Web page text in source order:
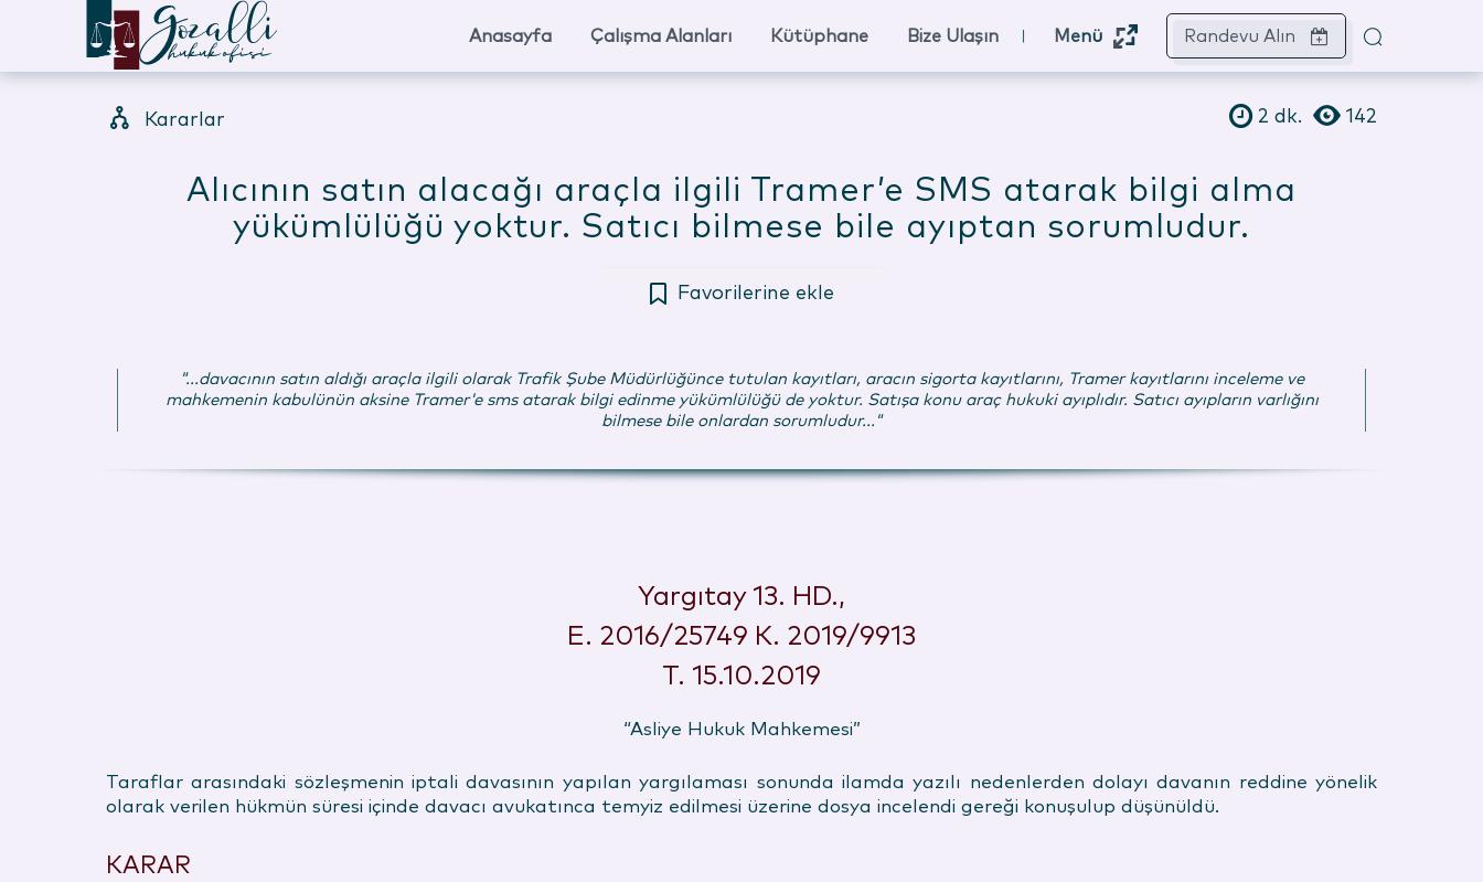
Anasayfa Çalışma Alanları Kütüphane Bize Ulaşın Menü Randevu Alın
Kararlar 142
2 dk.
Alıcının satın alacağı araçla ilgili Tramer’e SMS atarak bilgi alma
yükümlülüğü yoktur. Satıcı bilmese bile ayıptan sorumludur.
Favorilerine ekle
"...davacının satın aldığı araçla ilgili olarak Trafik Şube Müdürlüğünce tutulan kayıtları, aracın sigorta kayıtlarını, Tramer kayıtlarını inceleme ve
mahkemenin kabulünün aksine Tramer'e sms atarak bilgi edinme yükümlülüğü de yoktur. Satışa konu araç hukuki ayıplıdır. Satıcı ayıpların varlığını
bilmese bile onlardan sorumludur..."
Yargıtay 13. HD.,
E. 2016/25749 K. 2019/9913
T. 15.10.2019
“Asliye Hukuk Mahkemesi”
Taraflar arasındaki sözleşmenin iptali davasının yapılan yargılaması sonunda ilamda yazılı nedenlerden dolayı davanın reddine yönelik
olarak verilen hükmün süresi içinde davacı avukatınca temyiz edilmesi üzerine dosya incelendi gereği konuşulup düşünüldü.
KARAR